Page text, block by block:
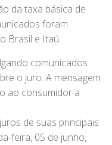
da taxa básica de
foram
Brasil e Itaú.
comunicados
o juro. A mensagem
ao consumidor a
de suas principais
feira, 05 de junho,